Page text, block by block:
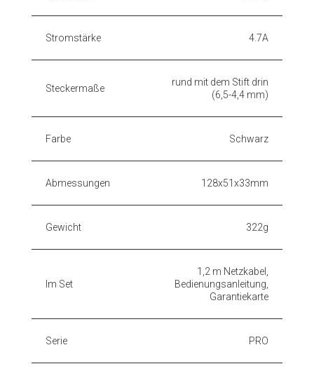
Stromstärke 4.7A
Steckermaße
rund mit dem Stift drin
(6,5-4,4 mm)
Farbe Schwarz
Abmessungen 128x51x33mm
Gewicht 322g
Im Set
1,2 m Netzkabel,
Bedienungsanleitung,
Garantiekarte
Serie PRO